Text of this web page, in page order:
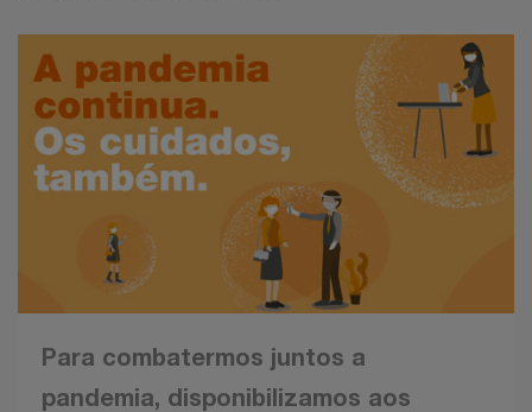
Para combatermos juntos a
pandemia, disponibilizamos aos